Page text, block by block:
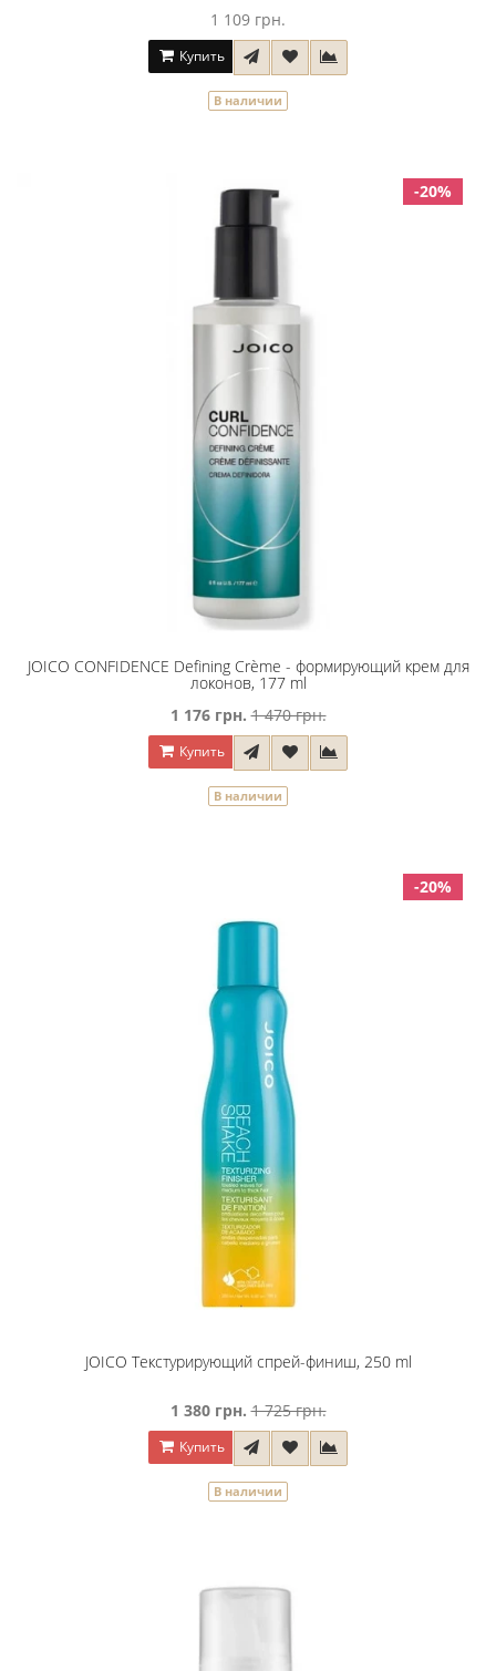
1 109 грн.
Купить
В наличии
-20%
JOICO CONFIDENCE Defining Crème - формирующий крем для
локонов, 177 ml
1 176 грн. 1 470 грн.
Купить
В наличии
-20%
JOICO Текстурирующий спрей-финиш, 250 ml
1 380 грн. 1 725 грн.
Купить
В наличии